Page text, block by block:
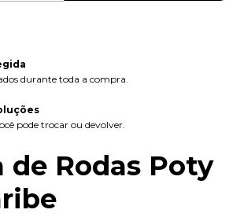
durante toda a compra.
pode trocar ou devolver.
de Rodas Poty